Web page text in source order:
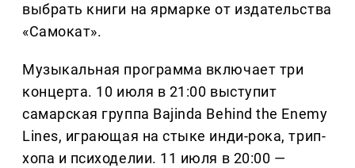
выбрать книги на ярмарке от издательства
«Самокат».
Музыкальная программа включает три
концерта. 10 июля в 21:00 выступит
самарская группа Bajinda Behind the Enemy
Lines, играющая на стыке инди-рока, трип-
хопа и психоделии. 11 июля в 20:00 —